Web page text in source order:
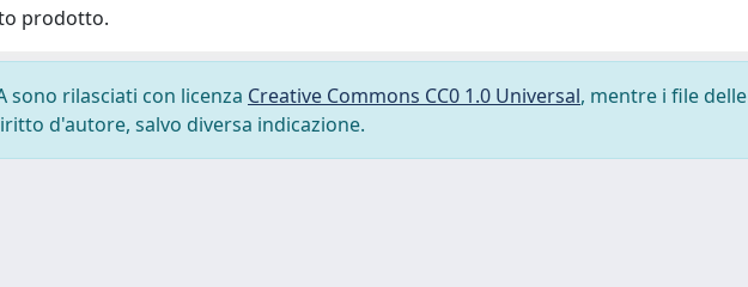
prodotto.
sono rilasciati con licenza Creative Commons CC0 1.0 Universal, mentre i file delle
d'autore, salvo diversa indicazione.